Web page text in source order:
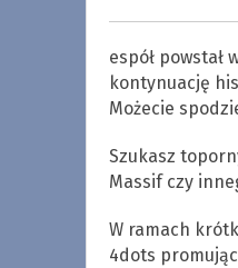
espół powstał
kontynuację
Możecie
Szukasz
Massif czy
W ramach
4dots